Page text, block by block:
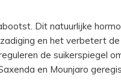
Dit natuurlijke
en het verbetert
de suikerspiegel
en Mounjaro